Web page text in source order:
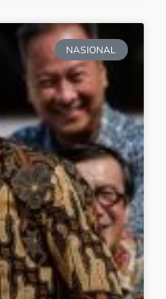
NASIONAL